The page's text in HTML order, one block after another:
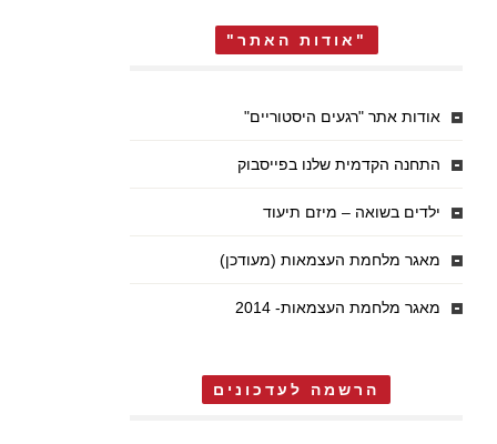
"אודות האתר"
אודות אתר "רגעים היסטוריים"
התחנה הקדמית שלנו בפייסבוק
ילדים בשואה – מיזם תיעוד
מאגר מלחמת העצמאות (מעודכן)
מאגר מלחמת העצמאות- 2014
הרשמה לעדכונים